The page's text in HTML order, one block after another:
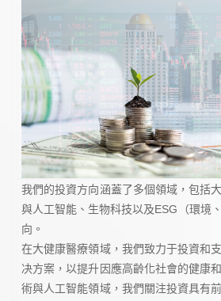
我們的投資方向涵蓋了多個領域，包括
與人工智能、生物科技以及ESG（環境
向。
在大健康醫療領域，我們致力于投資和
决方案，以提升因應高齡化社會的健康
術與人工智能領域，我們關注投資具有